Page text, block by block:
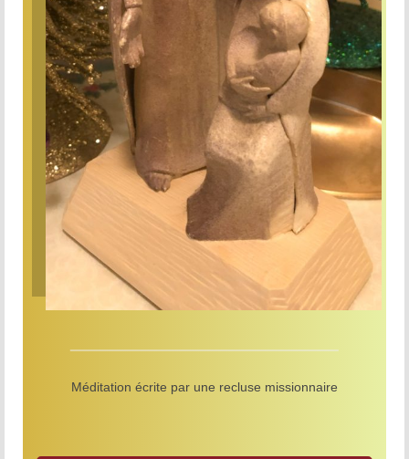
Dix fêtes liturgiques
Contempler le Visage du Christ
Chemin de Croix Iconographique
Méditation écrite par une recluse missionnaire